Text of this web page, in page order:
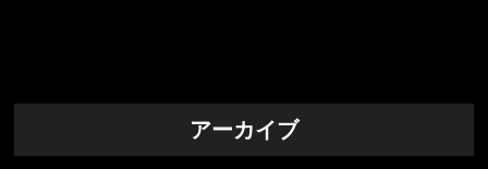
アーカイブ